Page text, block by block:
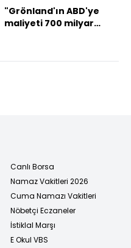
"Grönland'ın ABD'ye
maliyeti 700 milyar
Canlı Borsa
Namaz Vakitleri 2026
Cuma Namazı Vakitleri
Nöbetçi Eczaneler
İstiklal Marşı
E Okul VBS